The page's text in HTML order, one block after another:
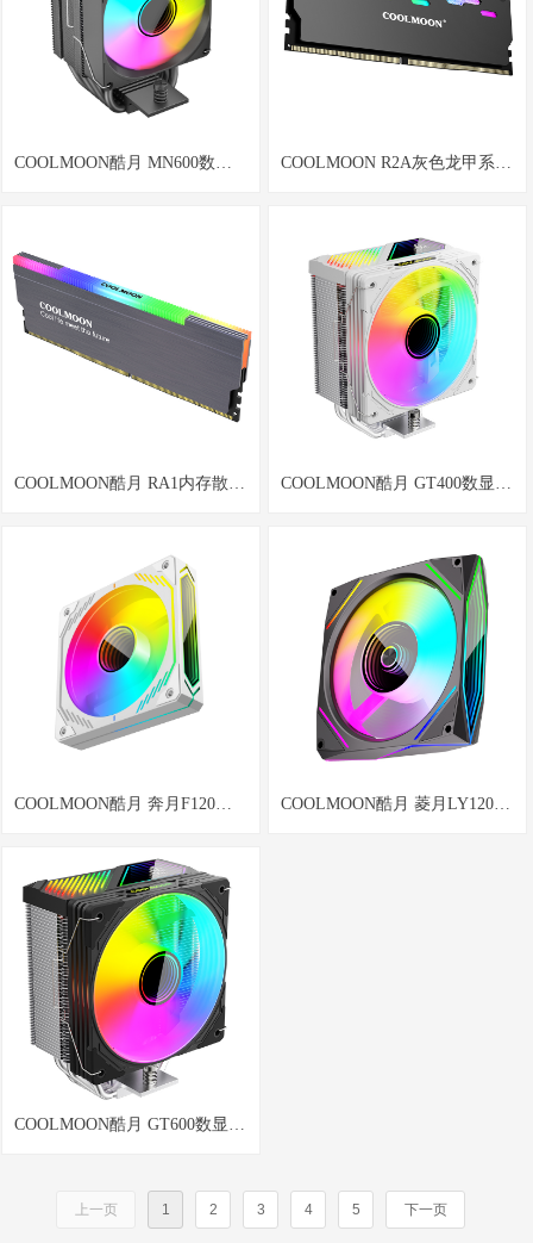
COOLMOON酷月 MN600数显
散热器
COOLMOON R2A灰色龙甲系列
COOLMOON酷月 RA1内存散热
COOLMOON酷月 GT400数显4
风扇静音高效散热cpu散热器
COOLMOON酷月 奔月F120异
同步静音机箱风扇
COOLMOON酷月 菱月LY120菱
COOLMOON酷月 GT600数显六
温度显示无限镜高效散热cpu散
上一页 1 2 3 4 5 下一页